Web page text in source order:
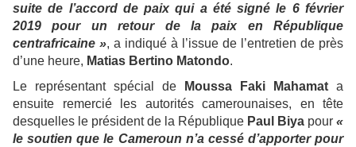
suite de l’accord de paix qui a été signé le 6 février
2019 pour un retour de la paix en République
centrafricaine », a indiqué à l’issue de l’entretien de près
d’une heure, Matias Bertino Matondo.
Le représentant spécial de
Moussa Faki Mahamat a
ensuite remercié les autorités camerounaises, en tête
desquelles le président de la République Paul Biya pour «
le soutien que le Cameroun n’a cessé d’apporter pour